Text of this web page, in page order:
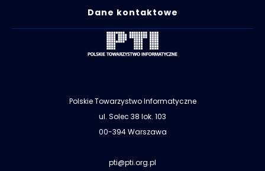
Dane kontaktowe
Polskie Towarzystwo Informatyczne
ul. Solec 38 lok. 103
00-394 Warszawa
pti@pti.org.pl